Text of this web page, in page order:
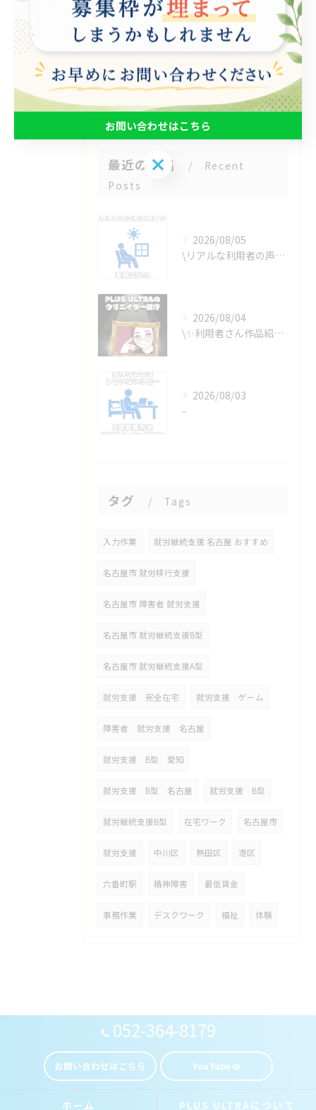
ゲーム制作
eスポーツ
お知らせ
その他
最近の投稿
Recent
Posts
2026/08/05
\リアルな利用者の声📣/
2026/08/04
\✨利用者さん作品紹介✨/
2026/08/03
-
タグ Tags
入力作業 就労継続支援 名古屋 おすすめ
名古屋市 就労移行支援
名古屋市 障害者 就労支援
名古屋市 就労継続支援B型
名古屋市 就労継続支援A型
就労支援 完全在宅 就労支援 ゲーム
障害者 就労支援 名古屋
就労支援 B型 愛知
就労支援 B型 名古屋 就労支援 B型
就労継続支援B型 在宅ワーク 名古屋市
就労支援 中川区 熱田区 港区
六番町駅 精神障害 最低賃金
事務作業 デスクワーク 福祉 体験
052-364-8179
お問い合わせはこちら YouTube
ホーム PLUS ULTRAについて
お問い合わせはこちら
お問い合わせはこちら